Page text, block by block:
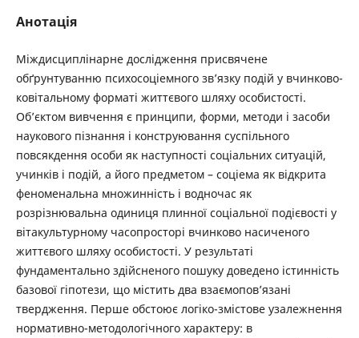
Анотація
Міждисциплінарне дослідження присвячене
обґрунтуванню психосоціемного зв’язку подій у вчинково-
ковітальному форматі життєвого шляху особистості.
Об’єктом вивчення є принципи, форми, методи і засоби
наукового пізнання і конструювання суспільного
повсякдення особи як наступності соціальних ситуацій,
учинків і подій, а його предметом – соціема як відкрита
феноменальна множинність і водночас як
розрізнювальна одиниця плинної соціальної подієвості у
вітакультурному часопросторі вчинково насиченого
життєвого шляху особистості. У результаті
фундаментально здійсненого пошуку доведено істинність
базової гіпотези, що містить два взаємопов’язані
твердження. Перше обстоює логіко-змістове узалежнення
нормативно-методологічного характеру: в